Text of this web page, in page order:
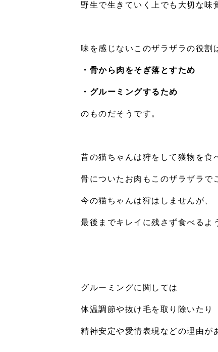
野生で生きていく上でも大切な味
味を感じないこのザラザラの役割
・骨から肉をそぎ落とすため
・グルーミングするため
のものだそうです。
昔の猫ちゃんは狩をして獲物を食
骨についたお肉もこのザラザラで
今の猫ちゃんは狩はしませんが、
最後までキレイに残さず食べるよ
グルーミングに関しては
体温調節や抜け毛を取り除いたり
精神安定や愛情表現などの理由が